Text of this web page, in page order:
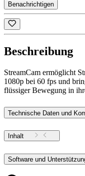
Benachrichtigen
Beschreibung
StreamCam ermöglicht
1080p bei 60 fps und
flüssiger Bewegung in
Technische Daten und
Inhalt
Software und